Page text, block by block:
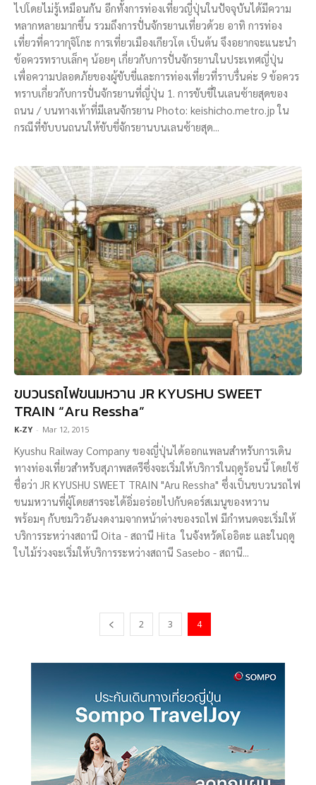
ไปโดยไม่รู้เหมือนกัน อีกทั้งการท่องเที่ยวญี่ปุ่นในปัจจุบันได้มีความ
หลากหลายมากขึ้น รวมถึงการปั่นจักรยานเที่ยวด้วย อาทิ การท่อง
เที่ยวที่คาวากุจิโกะ การเที่ยวเมืองเกียวโต เป็นต้น จึงอยากจะแนะนำ
ข้อควรทราบเล็กๆ น้อยๆ เกี่ยวกับการปั่นจักรยานในประเทศญี่ปุ่น
เพื่อความปลอดภัยของผู้ขับขี่และการท่องเที่ยวที่ราบรื่นค่ะ 9 ข้อควร
ทราบเกี่ยวกับการปั่นจักรยานที่ญี่ปุ่น 1. การขับขี่ในเลนซ้ายสุดของ
ถนน / บนทางเท้าที่มีเลนจักรยาน Photo: keishicho.metro.jp ใน
กรณีที่ขับบนถนนให้ขับขี่จักรยานบนเลนซ้ายสุด...
ขบวนรถไฟขนมหวาน JR KYUSHU SWEET
TRAIN “Aru Ressha”
K-ZY - Mar 12, 2015
Kyushu Railway Company ของญี่ปุ่นได้ออกแพลนสำหรับการเดิน
ทางท่องเที่ยวสำหรับสุภาพสตรีซึ่งจะเริ่มให้บริการในฤดูร้อนนี้ โดยใช้
ชื่อว่า JR KYUSHU SWEET TRAIN "Aru Ressha" ซึ่งเป็นขบวนรถไฟ
ขนมหวานที่ผู้โดยสารจะได้อิ่มอร่อยไปกับคอร์สเมนูของหวาน
พร้อมๆ กับชมวิวอันงดงามจากหน้าต่างของรถไฟ มีกำหนดจะเริ่มให้
บริการระหว่างสถานี Oita - สถานี Hita ในจังหวัดโออิตะ และในฤดู
ใบไม้ร่วงจะเริ่มให้บริการระหว่างสถานี Sasebo - สถานี...
2 3 4